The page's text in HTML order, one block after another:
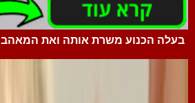
בעלה הכנוע משרת אותה ואת המאהב